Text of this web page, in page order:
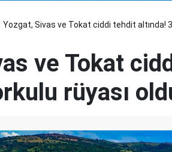
Yozgat, Sivas ve Tokat ciddi tehdit altında!
ve Tokat
rüyası